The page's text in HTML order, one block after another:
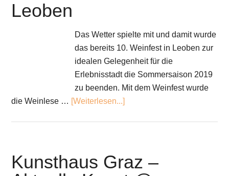
Leoben
Das Wetter spielte mit und damit wurde
das bereits 10. Weinfest in Leoben zur
idealen Gelegenheit für die
Erlebnisstadt die Sommersaison 2019
zu beenden. Mit dem Weinfest wurde
die Weinlese … [Weiterlesen...]
Kunsthaus Graz –